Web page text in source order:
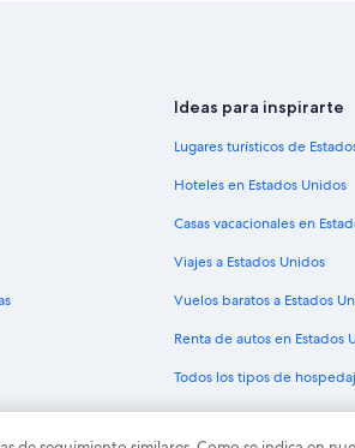
Ideas para inspirarte
Lugares turísticos de
Hoteles en Estados Unidos
Casas vacacionales en
Viajes a Estados Unidos
Vuelos baratos a Estados
Renta de autos en Estados
Todos los tipos de